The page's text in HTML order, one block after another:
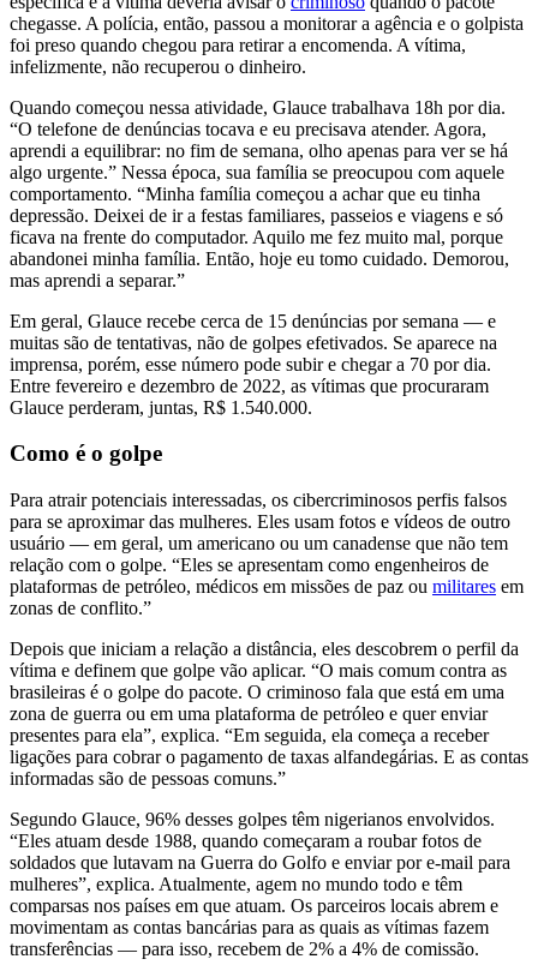
chegasse. A polícia, então, passou a monitorar a agência e o golpista
foi preso quando chegou para retirar a encomenda. A vítima,
infelizmente, não recuperou o dinheiro.
Quando começou nessa atividade, Glauce trabalhava 18h por dia.
“O telefone de denúncias tocava e eu precisava atender. Agora,
aprendi a equilibrar: no fim de semana, olho apenas para ver se há
algo urgente.” Nessa época, sua família se preocupou com aquele
comportamento. “Minha família começou a achar que eu tinha
depressão. Deixei de ir a festas familiares, passeios e viagens e só
ficava na frente do computador. Aquilo me fez muito mal, porque
abandonei minha família. Então, hoje eu tomo cuidado. Demorou,
mas aprendi a separar.”
Em geral, Glauce recebe cerca de 15 denúncias por semana — e
muitas são de tentativas, não de golpes efetivados. Se aparece na
imprensa, porém, esse número pode subir e chegar a 70 por dia.
Entre fevereiro e dezembro de 2022, as vítimas que procuraram
Glauce perderam, juntas, R$ 1.540.000.
Como é o golpe
Para atrair potenciais interessadas, os cibercriminosos perfis falsos
para se aproximar das mulheres. Eles usam fotos e vídeos de outro
usuário — em geral, um americano ou um canadense que não tem
relação com o golpe. “Eles se apresentam como engenheiros de
plataformas de petróleo, médicos em missões de paz ou militares em
zonas de conflito.”
Depois que iniciam a relação a distância, eles descobrem o perfil da
vítima e definem que golpe vão aplicar. “O mais comum contra as
brasileiras é o golpe do pacote. O criminoso fala que está em uma
zona de guerra ou em uma plataforma de petróleo e quer enviar
presentes para ela”, explica. “Em seguida, ela começa a receber
ligações para cobrar o pagamento de taxas alfandegárias. E as contas
informadas são de pessoas comuns.”
Segundo Glauce, 96% desses golpes têm nigerianos envolvidos.
“Eles atuam desde 1988, quando começaram a roubar fotos de
soldados que lutavam na Guerra do Golfo e enviar por e-mail para
mulheres”, explica. Atualmente, agem no mundo todo e têm
comparsas nos países em que atuam. Os parceiros locais abrem e
movimentam as contas bancárias para as quais as vítimas fazem
transferências — para isso, recebem de 2% a 4% de comissão.